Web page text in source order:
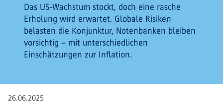
Das US-Wachstum stockt, doch eine rasche
Erholung wird erwartet. Globale Risiken
belasten die Konjunktur, Notenbanken bleiben
vorsichtig – mit unterschiedlichen
Einschätzungen zur Inflation.
26.06.2025